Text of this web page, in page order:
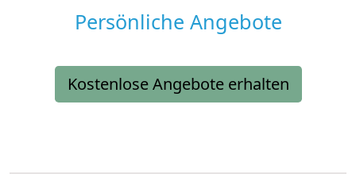
Persönliche Angebote
Kostenlose Angebote erhalten